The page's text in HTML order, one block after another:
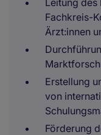
Leitung
Fachkreis-
Ärzt:innen
Erstellung
von
Förderung